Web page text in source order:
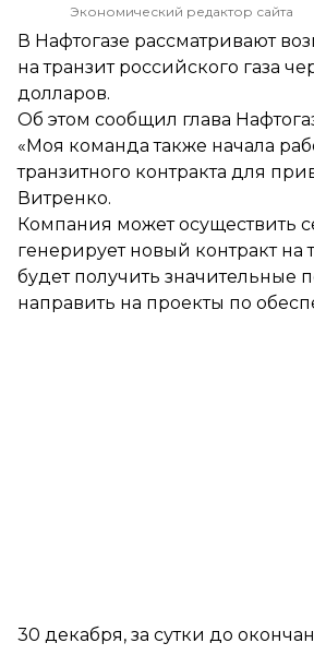
Экономический редактор сайта
В Нафтогазе рассматривают
на транзит российского газа
долларов.
Об этом сообщил глава
«Моя команда также начала
транзитного контракта для
Витренко.
Компания может осуществить
генерирует новый контракт
будет получить значительные
направить на проекты по
30 декабря, за сутки до